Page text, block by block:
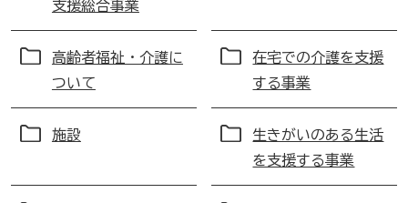
支援総合事業
高齢者福祉・介護に
ついて
在宅での介護を支援
する事業
施設
生きがいのある生活
を支援する事業